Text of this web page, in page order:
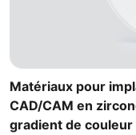
Matériaux pour
CAD/CAM en
gradient de